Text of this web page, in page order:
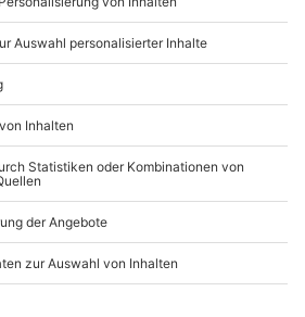
entdecken